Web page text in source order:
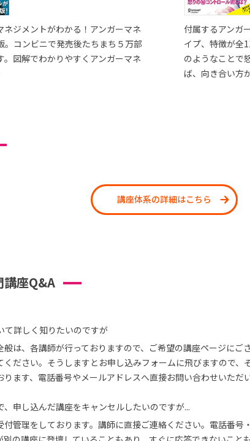
ネジメントがわかる！アンガーマネ
。コンビニで発売後たちまち５万部
。図解でわかりやすくアンガーマネ
付属するアンガ
イプ、特徴が全
のようなことで
ば、向き合い方
講座体系の詳細はこちら
講座Q&A
て詳しく知りたいのですが
般は、各講師が行っておりますので、ご希望の講座ページにご
ください。そうしますとお申し込みフォームに飛びますので、
ります、電話番号やメールアドレスへ直接お問い合わせいただ
、申し込んだ講座をキャンセルしたいのですが...
付管理をしております。講師に直接ご連絡ください。電話番号